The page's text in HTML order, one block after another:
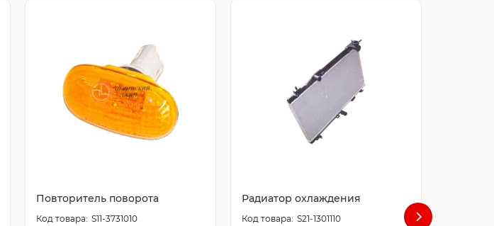
Повторитель поворота
S11-3731010
Радиатор охлаждения
S21-1301110